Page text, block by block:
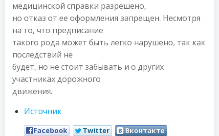
медицинской справки разрешено,
но отказ от ее оформления запрещен. Несмотря
на то, что предписание
такого рода может быть легко нарушено, так как
последствий не
будет, но не стоит забывать и о других
участниках дорожного
движения.
Источник
Facebook Twitter
Вконтакте